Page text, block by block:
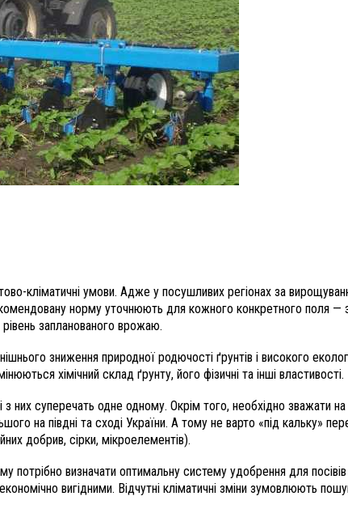
кліматичні умови. Адже у посушливих регіонах за
норму уточнюють для кожного конкретного поля —
рівень запланованого врожаю.
зниження природної родючості ґрунтів і високого
хімічний склад ґрунту, його фізичні та інші властивості.
них суперечать одне одному. Окрім того, необхідно зважати
на півдні та сході України. А тому не варто «під кальку»
добрив, сірки, мікроелементів).
визначати оптимальну систему удобрення для
вигідними. Відчутні кліматичні зміни зумовлюють